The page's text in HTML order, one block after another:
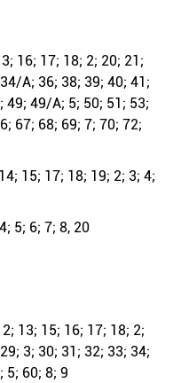
16; 17; 18; 2; 20; 21;
А; 36; 38; 39; 40; 41;
49/А; 5; 50; 51; 53;
67; 68; 69; 7; 70; 72;
15; 17; 18; 19; 2; 3; 4;
5; 6; 7; 8, 20
13; 15; 16; 17; 18; 2;
3; 30; 31; 32; 33; 34;
5; 60; 8; 9